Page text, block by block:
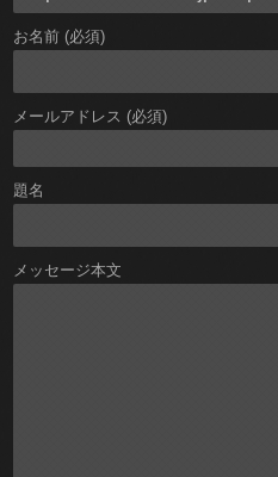
お名前 (必須)
メールアドレス (必須)
題名
メッセージ本文